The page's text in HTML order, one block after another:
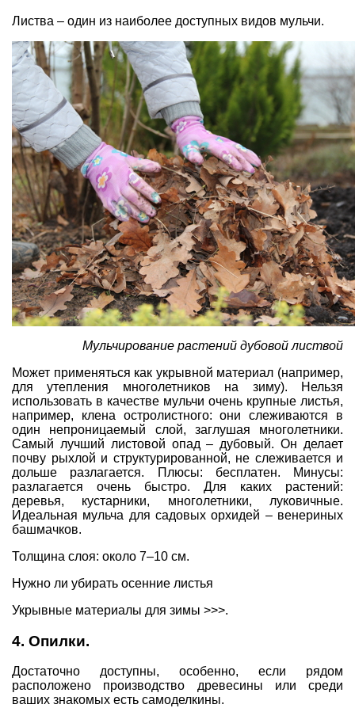
Листва – один из наиболее доступных видов мульчи.
Мульчирование растений дубовой листвой
Может применяться как укрывной материал (например,
для утепления многолетников на зиму). Нельзя
использовать в качестве мульчи очень крупные листья,
например, клена остролистного: они слеживаются в
один непроницаемый слой, заглушая многолетники.
Самый лучший листовой опад – дубовый. Он делает
почву рыхлой и структурированной, не слеживается и
дольше разлагается. Плюсы: бесплатен. Минусы:
разлагается очень быстро. Для каких растений:
деревья, кустарники, многолетники, луковичные.
Идеальная мульча для садовых орхидей – венериных
башмачков.
Толщина слоя: около 7–10 см.
Нужно ли убирать осенние листья
Укрывные материалы для зимы >>>.
4. Опилки.
Достаточно доступны, особенно, если рядом
расположено производство древесины или среди
ваших знакомых есть самоделкины.